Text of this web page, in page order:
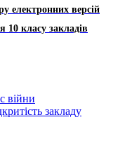
електронних версій
10 класу закладів
війни
закладу